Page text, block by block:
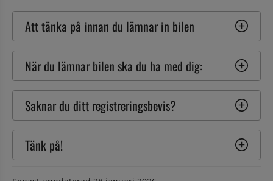
Att tänka på innan du lämnar in bilen
När du lämnar bilen ska du ha med dig:
Saknar du ditt registreringsbevis?
Tänk på!